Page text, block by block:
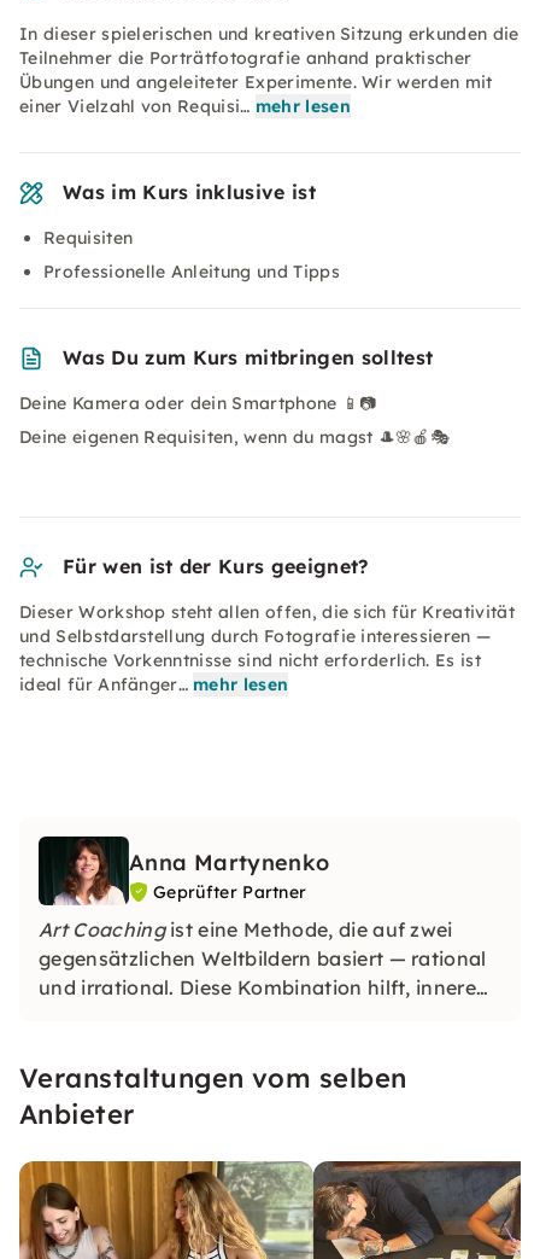
In dieser spielerischen und kreativen Sitzung erkunden die
Teilnehmer die Porträtfotografie anhand praktischer
Übungen und angeleiteter Experimente. Wir werden mit
einer Vielzahl von Requisi… mehr lesen
Was im Kurs inklusive ist
Requisiten
Professionelle Anleitung und Tipps
Was Du zum Kurs mitbringen solltest
Deine Kamera oder dein Smartphone 📱📷
Deine eigenen Requisiten, wenn du magst 🎩🌸🍎🎭
Für wen ist der Kurs geeignet?
Dieser Workshop steht allen offen, die sich für Kreativität
und Selbstdarstellung durch Fotografie interessieren —
technische Vorkenntnisse sind nicht erforderlich. Es ist
ideal für Anfänger… mehr lesen
Anna Martynenko
Geprüfter Partner
Art Coachingist eine Methode, die auf zwei
gegensätzlichen Weltbildern basiert — rational
und irrational. Diese Kombination hilft, innere
Veranstaltungen vom selben
Anbieter